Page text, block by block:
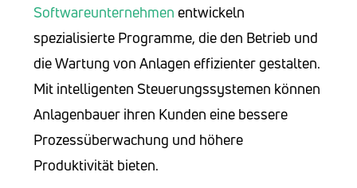
Softwareunternehmen entwickeln
spezialisierte Programme, die den Betrieb und
die Wartung von Anlagen effizienter gestalten.
Mit intelligenten Steuerungssystemen können
Anlagenbauer ihren Kunden eine bessere
Prozessüberwachung und höhere
Produktivität bieten.